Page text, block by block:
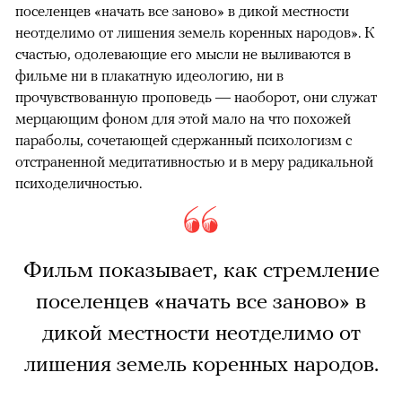
поселенцев «начать все заново» в дикой местности
неотделимо от лишения земель коренных народов». К
счастью, одолевающие его мысли не выливаются в
фильме ни в плакатную идеологию, ни в
прочувствованную проповедь — наоборот, они служат
мерцающим фоном для этой мало на что похожей
параболы, сочетающей сдержанный психологизм с
отстраненной медитативностью и в меру радикальной
психоделичностью.
Фильм показывает, как стремление
поселенцев «начать все заново» в
дикой местности неотделимо от
лишения земель коренных народов.